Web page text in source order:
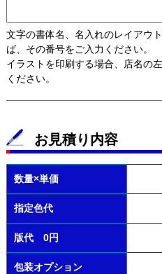
文字の書体名、名入れのレイアウ
ば、その番号をご入力ください。
イラストを印刷する場合、店名の
ください。
お見積り内容
数量×単価
指定色代
版代 0円
包装オプション